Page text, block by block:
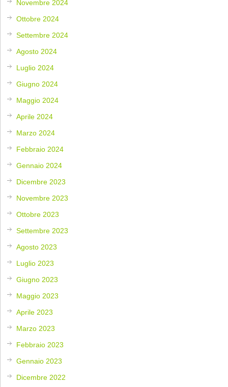
Novembre 2024
Ottobre 2024
Settembre 2024
Agosto 2024
Luglio 2024
Giugno 2024
Maggio 2024
Aprile 2024
Marzo 2024
Febbraio 2024
Gennaio 2024
Dicembre 2023
Novembre 2023
Ottobre 2023
Settembre 2023
Agosto 2023
Luglio 2023
Giugno 2023
Maggio 2023
Aprile 2023
Marzo 2023
Febbraio 2023
Gennaio 2023
Dicembre 2022